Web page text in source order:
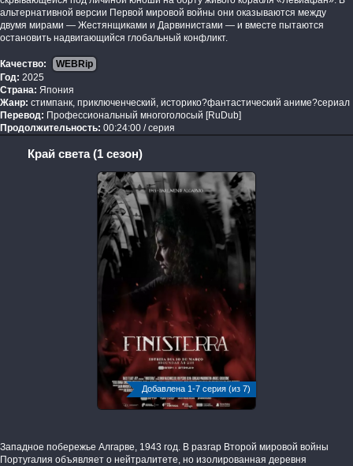
альтернативной версии Первой мировой войны они оказываются между
двумя мирами — Жестянщиками и Дарвинистами — и вместе пытаются
остановить надвигающийся глобальный конфликт.
Качество:
WEBRip
Год: 2025
Страна: Япония
Жанр: стимпанк, приключенческий, историко?фантастический аниме?сериал
Перевод: Профессиональный многоголосый [RuDub]
Продолжительность: 00:24:00 / серия
Край света (1 сезон)
Добавлена 1-7 серия (из 7)
Западное побережье Алгарве, 1943 год. В разгар Второй мировой войны
Португалия объявляет о нейтралитете, но изолированная деревня